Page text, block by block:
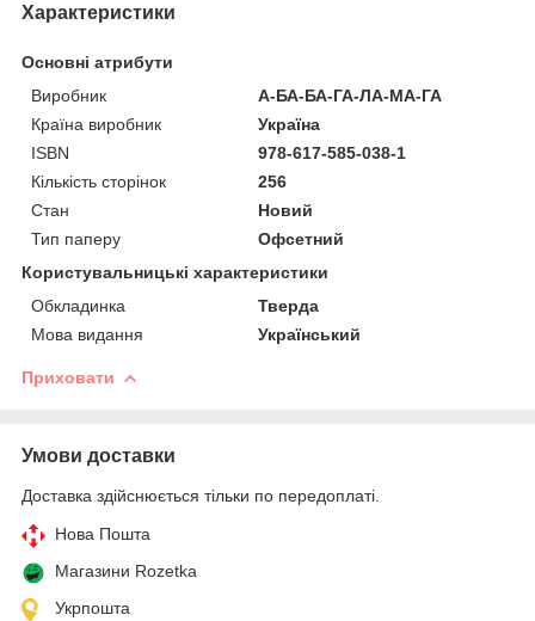
Характеристики
Основні атрибути
Виробник
А-БА-БА-ГА-ЛА-МА-ГА
Країна виробник
Україна
ISBN
978-617-585-038-1
Кількість сторінок
256
Стан
Новий
Тип паперу
Офсетний
Користувальницькі характеристики
Обкладинка
Тверда
Мова видання
Український
Приховати
Умови доставки
Доставка здійснюється тільки по передоплаті.
Нова Пошта
Магазини Rozetka
Укрпошта